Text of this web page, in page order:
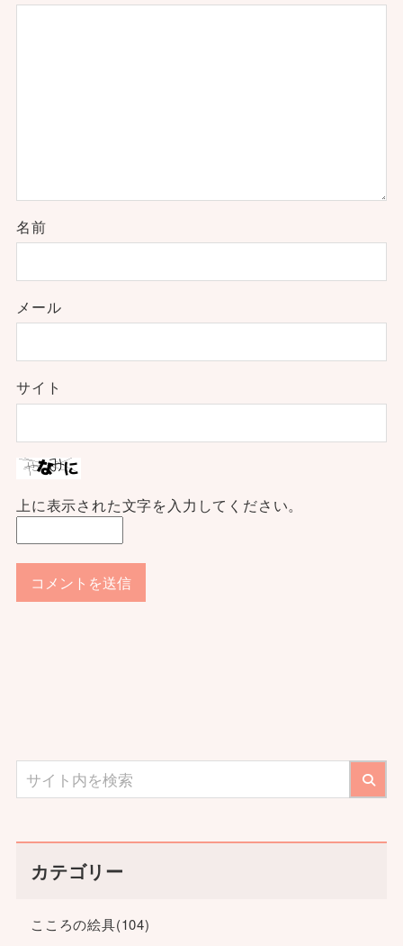
名前
メール
サイト
上に表示された文字を入力してください。
カテゴリー
こころの絵具(104)